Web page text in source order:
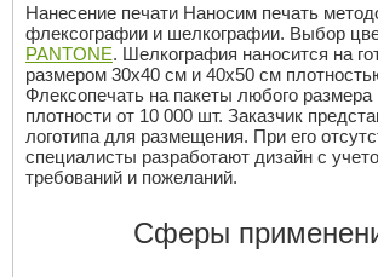
Нанесение печати Наносим печать
флексографии и шелкографии. Выбор
PANTONE. Шелкография наносится на
размером 30х40 см и 40х50 см
Флексопечать на пакеты любого
плотности от 10 000 шт. Заказчик
логотипа для размещения. При его
специалисты разработают дизайн с
требований и пожеланий.
Сферы